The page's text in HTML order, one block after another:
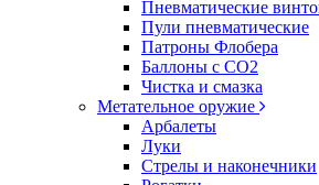
Пневматические
Пули пневматические
Патроны Флобера
Баллоны с CO2
Чистка и смазка
Метательное оружие
Арбалеты
Луки
Стрелы и наконечники